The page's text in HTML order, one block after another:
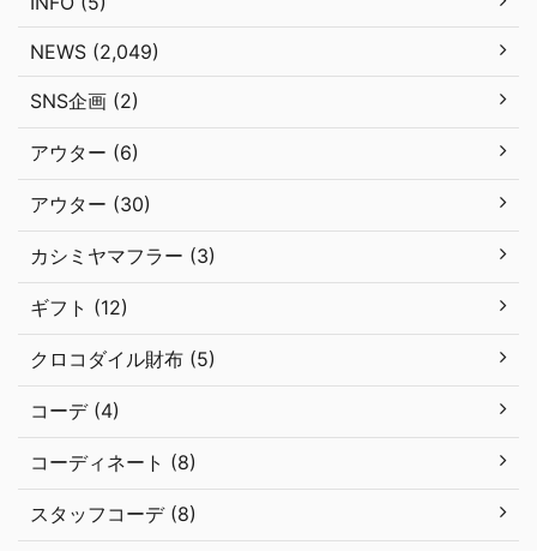
NEWS (2,049)
SNS企画 (2)
アウター (6)
アウター (30)
カシミヤマフラー (3)
ギフト (12)
クロコダイル財布 (5)
コーデ (4)
コーディネート (8)
スタッフコーデ (8)